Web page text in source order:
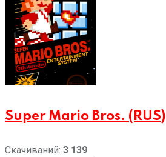
Super Mario Bros. (RUS)
Скачиваний: 3 139